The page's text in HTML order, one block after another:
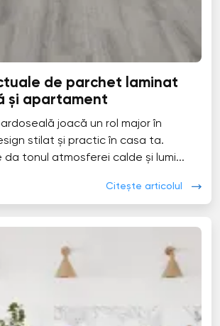
de parchet laminat
și apartament
joacă un rol major în
stilat și practic în casa ta.
tonul atmosferei calde și lumi...
Citește articolul